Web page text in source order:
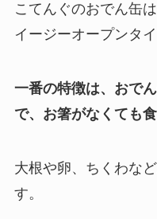
こてんぐのおでん缶
イージーオープンタ
一番の特徴は、おで
で、お箸がなくても食
大根や卵、ちくわな
す。